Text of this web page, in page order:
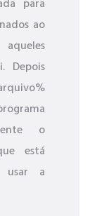
para
ao
Depois
o
está
usar a